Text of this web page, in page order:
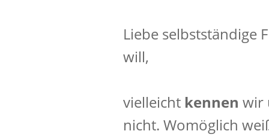
Liebe selbstständige
will,
vielleicht kennen wir
nicht. Womöglich